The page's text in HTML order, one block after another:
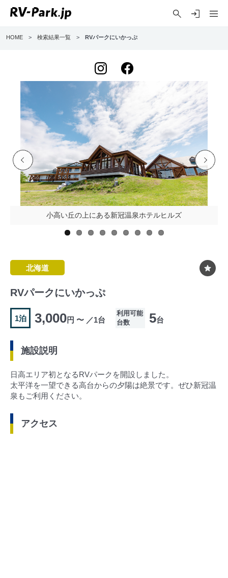
HOME > 検索結果一覧 > RVパークにいかっぷ
小高い丘の上にある新冠温泉ホテルヒルズ
Previo
Next
北海道
RVパークにいかっぷ
1泊 3,000円 〜 ／1台
利用可能
台数
5台
施設説明
日高エリア初となるRVパークを開設しました。
太平洋を一望できる高台からの夕陽は絶景です。ぜひ新冠温
泉もご利用ください。
アクセス